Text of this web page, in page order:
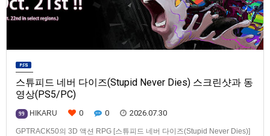
스튜피드 네버 다이즈(Stupid Never Dies) 스크린샷과 동
영상(PS5/PC)
99 HIKARU 0 0 2026.07.30
GPTRACK50의 3D 액션 RPG [스튜피드 네버 다이즈(Stupid Never Dies)]